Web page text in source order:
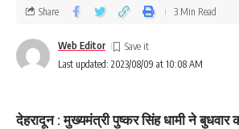
Last updated: 2023/08/09 at 10:08 AM
Web Editor
Share 3 Min Read
देहरादून : मुख्यमंत्री पुष्कर सिंह धामी ने बुधवार